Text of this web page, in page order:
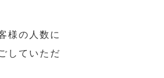
様の人数に
していただ